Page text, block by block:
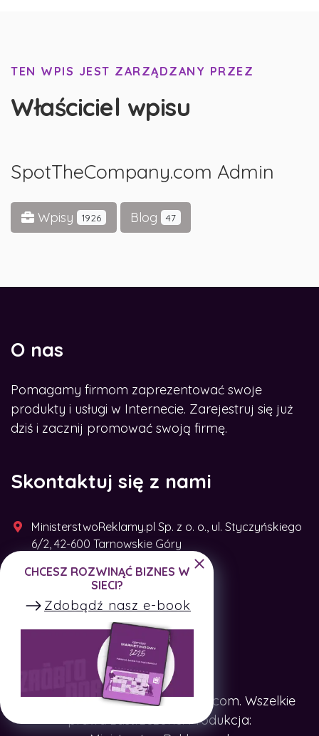
TEN WPIS JEST ZARZĄDZANY PRZEZ
Właściciel wpisu
SpotTheCompany.com Admin
Wpisy 1926 Blog 47
O nas
Pomagamy firmom zaprezentować swoje
produkty i usługi w Internecie. Zarejestruj się już
dziś i zacznij promować swoją firmę.
Skontaktuj się z nami
MinisterstwoReklamy.pl Sp. z o. o., ul. Styczyńskiego
6/2, 42-600 Tarnowskie Góry
+48 791 493 287
Copyright © SpotTheCompany.com. Wszelkie
prawa zastrzeżone. Produkcja:
CHCESZ ROZWINĄĆ BIZNES W
SIECI?
Zdobądź nasz e-book